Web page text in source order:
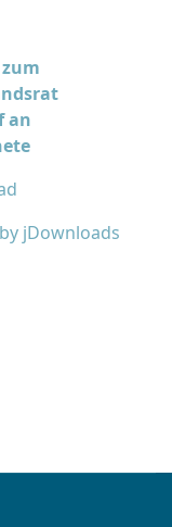
an
jDownloads